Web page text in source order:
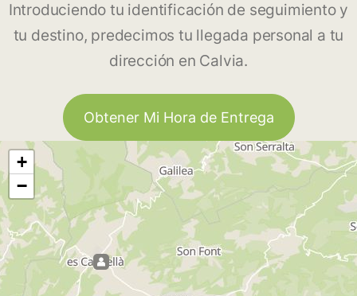
Introduciendo tu identificación de seguimiento y
tu destino, predecimos tu llegada personal a tu
dirección en Calvia.
Obtener Mi Hora de Entrega
+
−